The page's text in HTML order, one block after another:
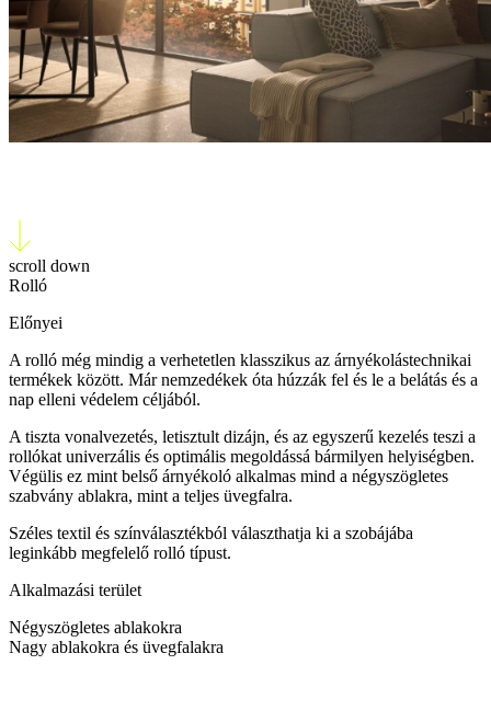
scroll down
Rolló
Előnyei
A rolló még mindig a verhetetlen klasszikus az árnyékolástechnikai
termékek között. Már nemzedékek óta húzzák fel és le a belátás és a
nap elleni védelem céljából.
A tiszta vonalvezetés, letisztult dizájn, és az egyszerű kezelés teszi a
rollókat univerzális és optimális megoldássá bármilyen helyiségben.
Végülis ez mint belső árnyékoló alkalmas mind a négyszögletes
szabvány ablakra, mint a teljes üvegfalra.
Széles textil és színválasztékból választhatja ki a szobájába
leginkább megfelelő rolló típust.
Alkalmazási terület
Négyszögletes ablakokra
Nagy ablakokra és üvegfalakra